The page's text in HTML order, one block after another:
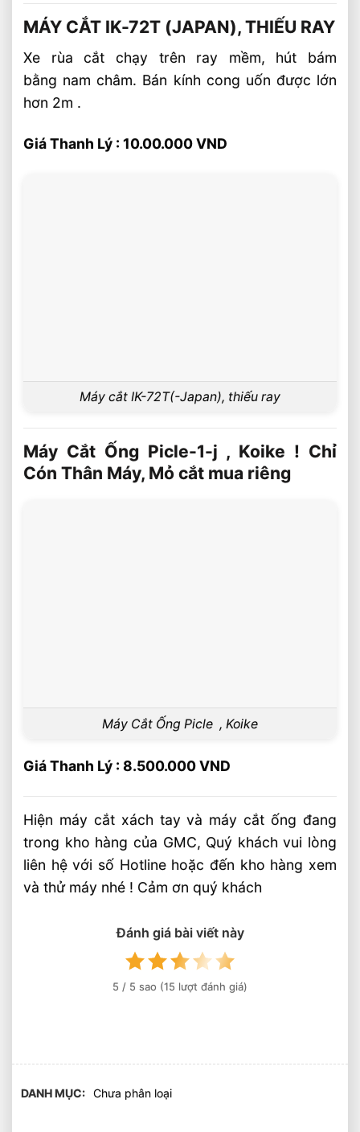
MÁY CẮT IK-72T (JAPAN), THIẾU RAY
Xe rùa cắt chạy trên ray mềm, hút bám
bằng nam châm. Bán kính cong uốn được lớn
hơn 2m .
Giá Thanh Lý : 10.00.000 VND
Máy cắt IK-72T(-Japan), thiếu ray
Máy Cắt Ống Picle-1-j , Koike ! Chỉ
Cón Thân Máy, Mỏ cắt mua riêng
Máy Cắt Ống Picle , Koike
Giá Thanh Lý : 8.500.000 VND
Hiện máy cắt xách tay và máy cắt ống đang
trong kho hàng của GMC, Quý khách vui lòng
liên hệ với số Hotline hoặc đến kho hàng xem
và thử máy nhé ! Cảm ơn quý khách
Đánh giá bài viết này
5 / 5 sao (15 lượt đánh giá)
DANH MỤC Chưa phân loại